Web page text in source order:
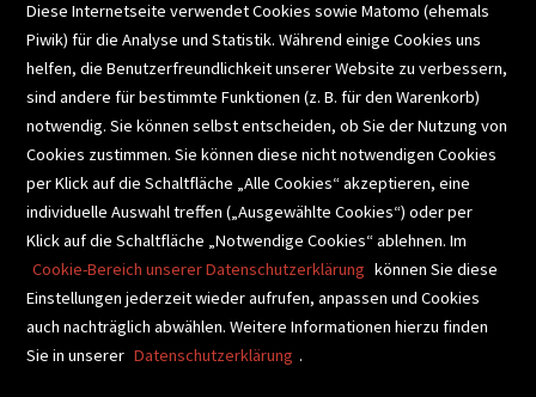
Anziehungsgesetz
Menschen in Lebensumbrüchen
Unbewusste Muster
Spiritueller Ratgeber Herzintelligenz
SCHULBUCHSERVICE
BUCHEMPFEHLUNGEN
BIBLIOTHEKSSERVICE
VIDEO-TIPPS
Diese Internetseite verwendet Cookies sowie Matomo (ehemals
Piwik) für die Analyse und Statistik. Während einige Cookies uns
helfen, die Benutzerfreundlichkeit unserer Website zu verbessern,
sind andere für bestimmte Funktionen (z. B. für den Warenkorb)
notwendig. Sie können selbst entscheiden, ob Sie der Nutzung von
Cookies zustimmen. Sie können diese nicht notwendigen Cookies
per Klick auf die Schaltfläche „Alle Cookies“ akzeptieren, eine
individuelle Auswahl treffen („Ausgewählte Cookies“) oder per
Klick auf die Schaltfläche „Notwendige Cookies“ ablehnen. Im
Cookie-Bereich unserer Datenschutzerklärung können Sie diese
Einstellungen jederzeit wieder aufrufen, anpassen und Cookies
auch nachträglich abwählen. Weitere Informationen hierzu finden
Sie in unserer Datenschutzerklärung .